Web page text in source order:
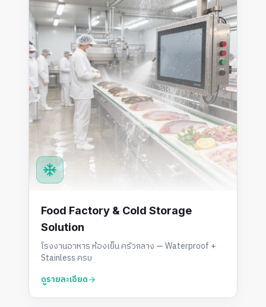
Food Factory & Cold Storage
Solution
โรงงานอาหาร ห้องเย็น ครัวกลาง — Waterproof +
Stainless ครบ
ดูรายละเอียด